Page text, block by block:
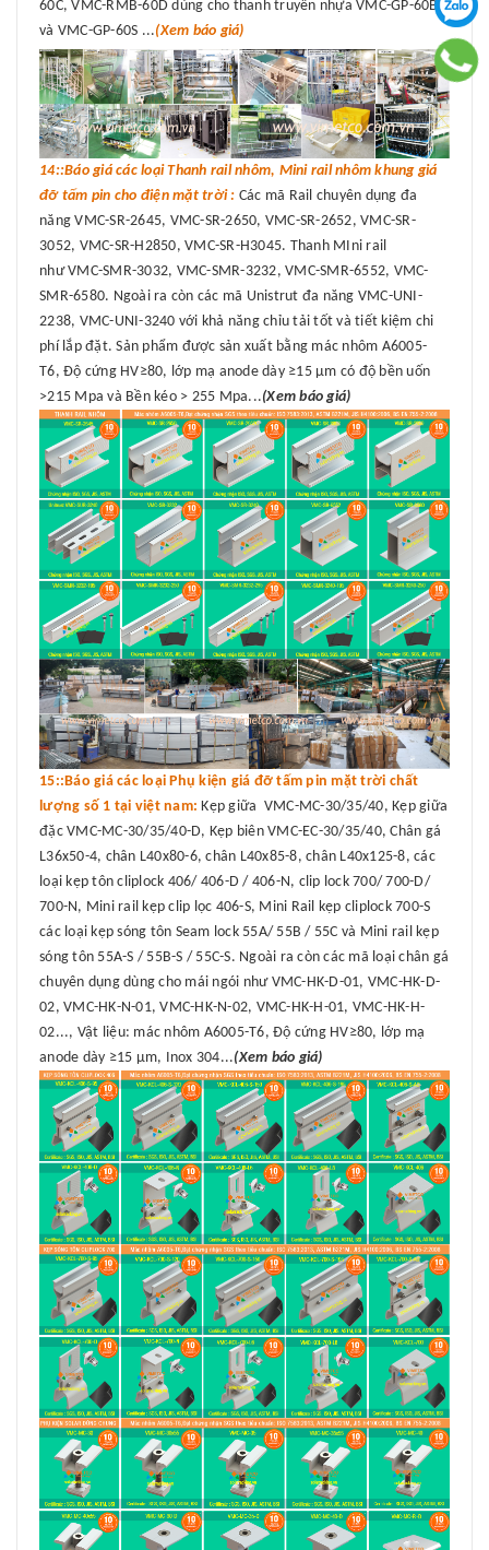
60C, VMC-RMB-60D dùng cho thanh truyền nhựa VMC-GP-60B
và VMC-GP-60S ...(Xem báo giá)
14::Báo giá các loại Thanh rail nhôm, Mini rail nhôm khung giá
đỡ tấm pin cho điện mặt trời : Các mã Rail chuyên dụng đa
năng VMC-SR-2645, VMC-SR-2650, VMC-SR-2652, VMC-SR-
3052, VMC-SR-H2850, VMC-SR-H3045. Thanh MIni rail
như VMC-SMR-3032, VMC-SMR-3232, VMC-SMR-6552, VMC-
SMR-6580. Ngoài ra còn các mã Unistrut đa năng VMC-UNI-
2238, VMC-UNI-3240 với khả năng chỉu tải tốt và tiết kiệm chi
phí lắp đặt. Sản phẩm được sản xuất bằng mác nhôm A6005-
T6, Độ cứng HV≥80, lớp mạ anode dày ≥15 μm có độ bền uốn
>215 Mpa và Bền kéo > 255 Mpa...(Xem báo giá)
15::Báo giá các loại Phụ kiện giá đỡ tấm pin mặt trời chất
lượng số 1 tại việt nam:Kẹp giữa VMC-MC-30/35/40, Kẹp giữa
đặc VMC-MC-30/35/40-D, Kẹp biên VMC-EC-30/35/40, Chân gá
L36x50-4, chân L40x80-6, chân L40x85-8, chân L40x125-8, các
loại kẹp tôn cliplock 406/ 406-D / 406-N, clip lock 700/ 700-D/
700-N, Mini rail kẹp clip lọc 406-S, Mini Rail kẹp cliplock 700-S
các loại kẹp sóng tôn Seam lock 55A/ 55B / 55C và Mini rail kẹp
sóng tôn 55A-S / 55B-S / 55C-S. Ngoài ra còn các mã loại chân gá
chuyên dụng dùng cho mái ngói như VMC-HK-D-01, VMC-HK-D-
02, VMC-HK-N-01, VMC-HK-N-02, VMC-HK-H-01, VMC-HK-H-
02..., Vật liệu: mác nhôm A6005-T6, Độ cứng HV≥80, lớp mạ
anode dày ≥15 μm, Inox 304...(Xem báo giá)